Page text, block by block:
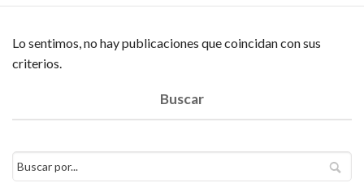
Lo sentimos, no hay publicaciones que coincidan con sus
criterios.
Buscar